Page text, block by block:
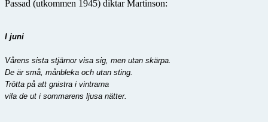
Passad (utkommen 1945) diktar Martinson:
I juni
Vårens sista stjärnor visa sig, men utan skärpa.
De är små, månbleka och utan sting.
Trötta på att gnistra i vintrarna
vila de ut i sommarens ljusa nätter.